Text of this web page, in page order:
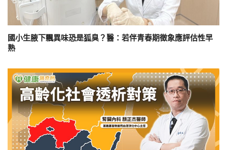
國小生腋下飄異味恐是狐臭？醫：若伴青春期徵象應評估性早
熟